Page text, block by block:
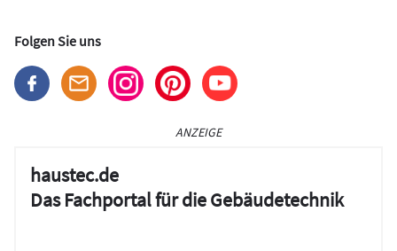
Folgen Sie uns
ANZEIGE
haustec.de
Das Fachportal für die Gebäudetechnik